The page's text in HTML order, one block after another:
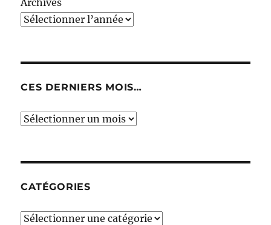
Archives
CES DERNIERS MOIS…
Ces
CATÉGORIES
Catégories